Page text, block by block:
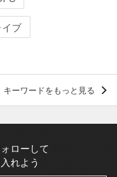
ブ
キーワードをもっと見る
ローして
れよう